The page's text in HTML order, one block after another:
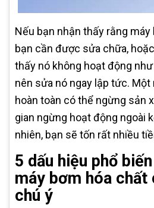
Nếu bạn nhận thấy rằng
bạn cần được sửa chữa,
thấy nó không hoạt động
nên sửa nó ngay lập tức. Một
hoàn toàn có thể ngừng sản
gian ngừng hoạt động ngoài
nhiên, bạn sẽ tốn rất nhiều
5 dấu hiệu phổ
máy bơm hóa chất
chú ý